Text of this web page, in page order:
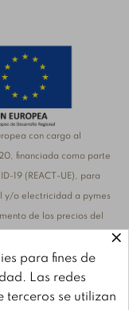
con cargo al
financiada como parte
19 (REACT-UE), para
y/o electricidad a pymes
de los precios del
×
para fines de
Las redes
terceros se utilizan